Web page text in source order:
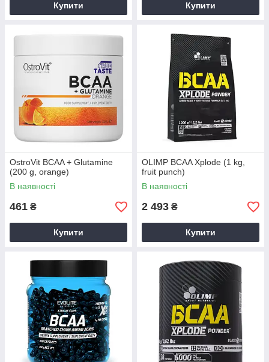
Купити Купити
OstroVit BCAA + Glutamine
(200 g, orange)
В наявності
461 ₴
Купити
OLIMP BCAA Xplode (1 kg,
fruit punch)
В наявності
2 493 ₴
Купити